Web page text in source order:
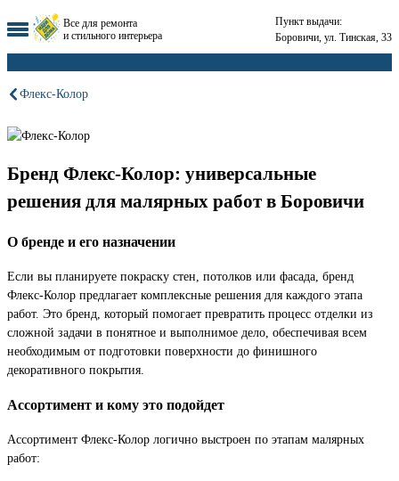
Все для ремонта
и стильного интерьера
Пункт выдачи:
Боровичи, ул. Тинская, 33
Флекс-Колор
Бренд Флекс-Колор: универсальные
решения для малярных работ в Боровичи
О бренде и его назначении
Если вы планируете покраску стен, потолков или фасада, бренд
Флекс-Колор предлагает комплексные решения для каждого этапа
работ. Это бренд, который помогает превратить процесс отделки из
сложной задачи в понятное и выполнимое дело, обеспечивая всем
необходимым от подготовки поверхности до финишного
декоративного покрытия.
Ассортимент и кому это подойдет
Ассортимент Флекс-Колор логично выстроен по этапам малярных
работ: